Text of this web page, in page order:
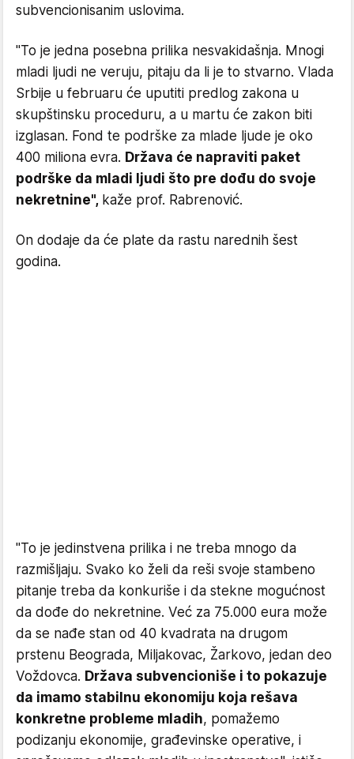
subvencionisanim uslovima.
"To je jedna posebna prilika nesvakidašnja. Mnogi
mladi ljudi ne veruju, pitaju da li je to stvarno. Vlada
Srbije u februaru će uputiti predlog zakona u
skupštinsku proceduru, a u martu će zakon biti
izglasan. Fond te podrške za mlade ljude je oko
400 miliona evra. Država će napraviti paket
podrške da mladi ljudi što pre dođu do svoje
nekretnine", kaže prof. Rabrenović.
On dodaje da će plate da rastu narednih šest
godina.
"To je jedinstvena prilika i ne treba mnogo da
razmišljaju. Svako ko želi da reši svoje stambeno
pitanje treba da konkuriše i da stekne mogućnost
da dođe do nekretnine. Već za 75.000 eura može
da se nađe stan od 40 kvadrata na drugom
prstenu Beograda, Miljakovac, Žarkovo, jedan deo
Voždovca. Država subvencioniše i to pokazuje
da imamo stabilnu ekonomiju koja rešava
konkretne probleme mladih, pomažemo
podizanju ekonomije, građevinske operative, i